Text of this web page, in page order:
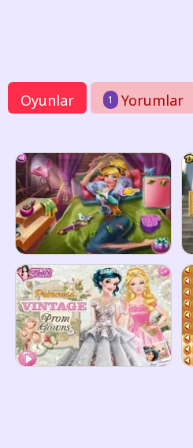
Oyunlar 1 Yorumlar